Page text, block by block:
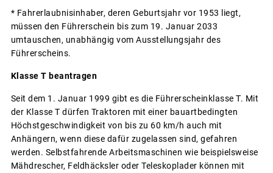
* Fahrerlaubnisinhaber, deren Geburtsjahr vor 1953 liegt,
müssen den Führerschein bis zum 19. Januar 2033
umtauschen, unabhängig vom Ausstellungsjahr des
Führerscheins.
Klasse T beantragen
Seit dem 1. Januar 1999 gibt es die Führerscheinklasse T. Mit
der Klasse T dürfen Traktoren mit einer bauartbedingten
Höchstgeschwindigkeit von bis zu 60 km/h auch mit
Anhängern, wenn diese dafür zugelassen sind, gefahren
werden. Selbstfahrende Arbeitsmaschinen wie beispielsweise
Mähdrescher, Feldhäcksler oder Teleskoplader können mit